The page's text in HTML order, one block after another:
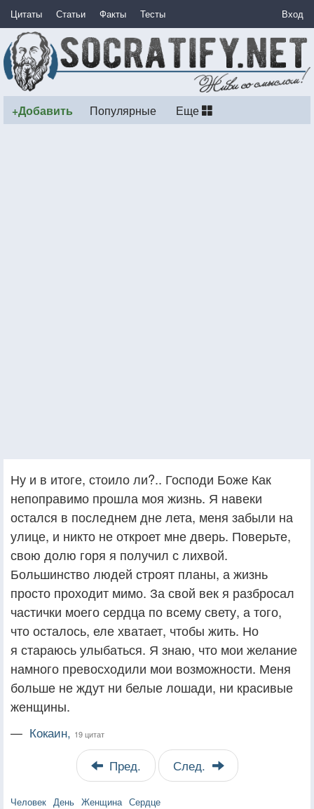
Цитаты Статьи Факты Тесты Вход
+Добавить Популярные Еще
Ну и в итоге, стоило ли?.. Господи Боже Как
непоправимо прошла моя жизнь. Я навеки
остался в последнем дне лета, меня забыли на
улице, и никто не откроет мне дверь. Поверьте,
свою долю горя я получил с лихвой.
Большинство людей строят планы, а жизнь
просто проходит мимо. За свой век я разбросал
частички моего сердца по всему свету, а того,
что осталось, еле хватает, чтобы жить. Но
я стараюсь улыбаться. Я знаю, что мои желание
намного превосходили мои возможности. Меня
больше не ждут ни белые лошади, ни красивые
женщины.
— Кокаин, 19 цитат
Пред. След.
Человек День Женщина Сердце